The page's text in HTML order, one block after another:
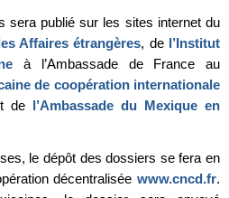
sera publié sur les sites internet du
Affaires étrangères, de l’Institut
à l’Ambassade de France au
de coopération internationale
de l’Ambassade du Mexique en
le dépôt des dossiers se fera en
décentralisée www.cncd.fr.